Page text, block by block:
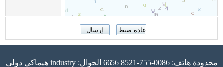
هيماكي دولي industry محدودة هاتف: 0086-755-8521 6656 الجوال: